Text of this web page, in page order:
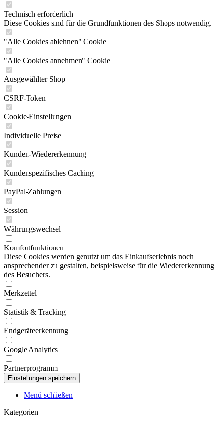
Technisch erforderlich
Diese Cookies sind für die Grundfunktionen des Shops notwendig.
"Alle Cookies ablehnen" Cookie
"Alle Cookies annehmen" Cookie
Ausgewählter Shop
CSRF-Token
Cookie-Einstellungen
Individuelle Preise
Kunden-Wiedererkennung
Kundenspezifisches Caching
PayPal-Zahlungen
Session
Währungswechsel
Komfortfunktionen
Diese Cookies werden genutzt um das Einkaufserlebnis noch
ansprechender zu gestalten, beispielsweise für die Wiedererkennung
des Besuchers.
Merkzettel
Statistik & Tracking
Endgeräteerkennung
Google Analytics
Partnerprogramm
Menü schließen
Kategorien